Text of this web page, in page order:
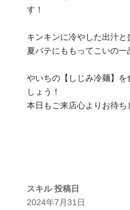
す！
キンキンに冷やした出汁と
夏バテにももってこいの一
やいちの【しじみ冷麺】を
しょう！
本日もご来店心よりお待ち
スキル 投稿日
2024年7月31日